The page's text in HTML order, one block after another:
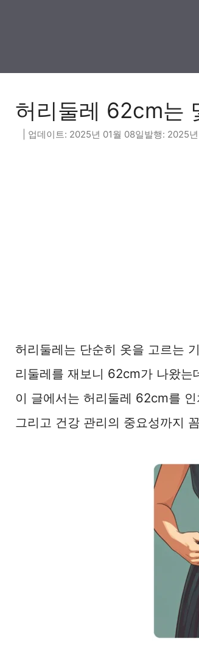
허리둘레 62cm는
2025년 01월 08일 2025
허리둘레는 단순히 옷을 고르는
리둘레를 재보니 62cm가 나왔는
이 글에서는 허리둘레 62cm를
그리고 건강 관리의 중요성까지